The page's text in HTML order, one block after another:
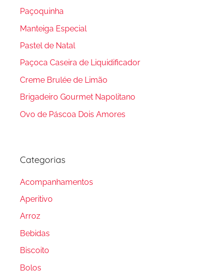
Paçoquinha
Manteiga Especial
Pastel de Natal
Paçoca Caseira de Liquidificador
Creme Brulée de Limão
Brigadeiro Gourmet Napolitano
Ovo de Páscoa Dois Amores
Categorias
Acompanhamentos
Aperitivo
Arroz
Bebidas
Biscoito
Bolos